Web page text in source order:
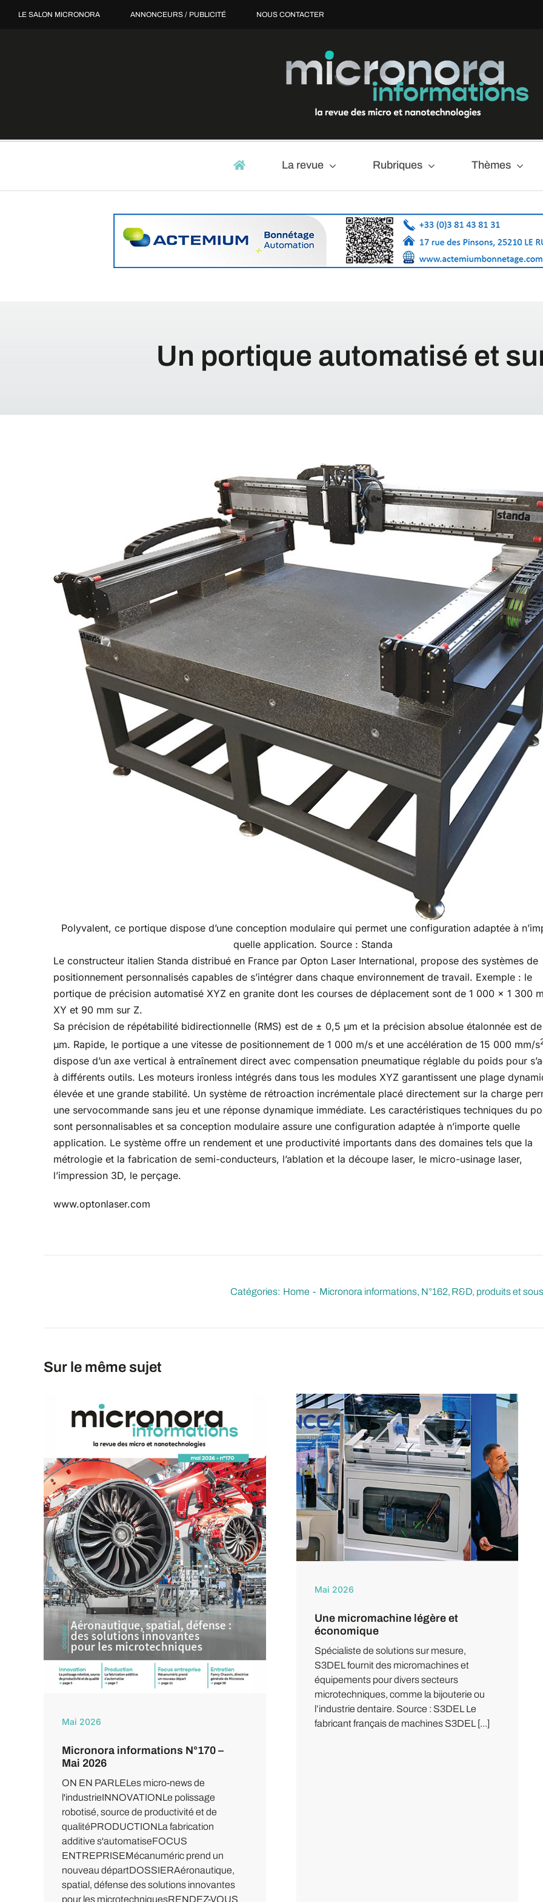
LE SALON MICRONORA ANNONCEURS / PUBLICITÉ NOUS CONTACTER
La revue Rubriques Thèmes
Un portique automatisé et
Polyvalent, ce portique dispose d’une conception modulaire qui permet une configuration adaptée à
quelle application. Source : Standa
Le constructeur italien Standa distribué en France par Opton Laser International, propose des systèmes de
positionnement personnalisés capables de s’intégrer dans chaque environnement de travail. Exemple : le
portique de précision automatisé XYZ en granite dont les courses de déplacement sont de 1 000 x 1 300
XY et 90 mm sur Z.
Sa précision de répétabilité bidirectionnelle (RMS) est de ± 0,5 µm et la précision absolue étalonnée est
µm. Rapide, le portique a une vitesse de positionnement de 1 000 m/s et une accélération de 15 000 mm/s
dispose d’un axe vertical à entraînement direct avec compensation pneumatique réglable du poids pour
à différents outils. Les moteurs ironless intégrés dans tous les modules XYZ garantissent une plage
élevée et une grande stabilité. Un système de rétroaction incrémentale placé directement sur la charge
une servocommande sans jeu et une réponse dynamique immédiate. Les caractéristiques techniques du
sont personnalisables et sa conception modulaire assure une configuration adaptée à n’importe quelle
application. Le système offre un rendement et une productivité importants dans des domaines tels que la
métrologie et la fabrication de semi-conducteurs, l’ablation et la découpe laser, le micro-usinage laser,
l’impression 3D, le perçage.
www.optonlaser.com
Catégories: Home Micronora informations N°162 R&D, produits et
Sur le même sujet
Mai 2026
Micronora informations N°170 –
Mai 2026
ON EN PARLELes micro-news de
l'industrieINNOVATIONLe polissage
robotisé, source de productivité et de
qualitéPRODUCTIONLa fabrication
additive s'automatiseFOCUS
ENTREPRISEMécanuméric prend un
nouveau départDOSSIERAéronautique,
spatial, défense des solutions innovantes
pour les microtechniquesRENDEZ-VOUS
Mai 2026
Une micromachine légère et
économique
Spécialiste de solutions sur mesure,
S3DEL fournit des micromachines et
équipements pour divers secteurs
microtechniques, comme la bijouterie ou
l’industrie dentaire. Source : S3DEL Le
fabricant français de machines S3DEL [...]